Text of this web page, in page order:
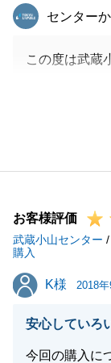
東急リバブ
センター
この度は武蔵
葉、大変嬉し
販売期間中に
ざいましたが
お引越し先も
いましたらお
今後ともよろ
お客様評価
武蔵小山センター
購入
K様
K様 2018年
安心していろ
今回の購入に